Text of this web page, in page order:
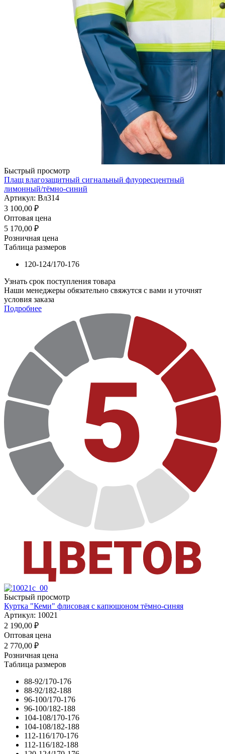
Быстрый просмотр
Плащ влагозащитный сигнальный флуоресцентный
лимонный/тёмно-синий
Артикул: Вл314
3 100,00 ₽
Оптовая цена
5 170,00 ₽
Розничная цена
Таблица размеров
120-124/170-176
Узнать срок поступления товара
Наши менеджеры обязательно свяжутся с вами и уточнят
условия заказа
Подробнее
Быстрый просмотр
Куртка "Кеми" флисовая с капюшоном тёмно-синяя
Артикул: 10021
2 190,00 ₽
Оптовая цена
2 770,00 ₽
Розничная цена
Таблица размеров
88-92/170-176
88-92/182-188
96-100/170-176
96-100/182-188
104-108/170-176
104-108/182-188
112-116/170-176
112-116/182-188